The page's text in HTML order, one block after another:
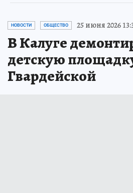
НОВОСТИ ОБЩЕСТВО 25 июня 2026
В Калуге
детскую
Гвардейской